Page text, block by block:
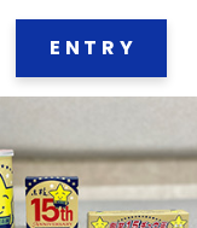
ENTRY